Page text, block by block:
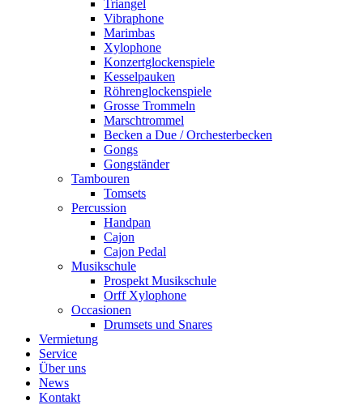
Triangel
Vibraphone
Marimbas
Xylophone
Konzertglockenspiele
Kesselpauken
Röhren­glocken­spiele
Grosse Trommeln
Marschtrommel
Becken a Due / Orchester­becken
Gongs
Gongständer
Tambouren
Tomsets
Percussion
Handpan
Cajon
Cajon Pedal
Musikschule
Prospekt Musikschule
Orff Xylophone
Occasionen
Drumsets und Snares
Vermietung
Service
Über uns
News
Kontakt